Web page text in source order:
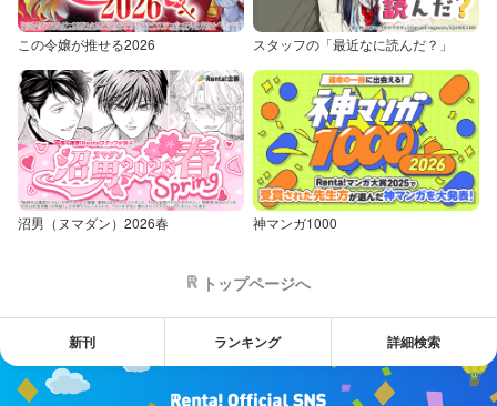
この令嬢が推せる2026 スタッフの「最近なに読んだ？」
沼男（ヌマダン）2026春 神マンガ1000
トップページへ
新刊 ランキング 詳細検索